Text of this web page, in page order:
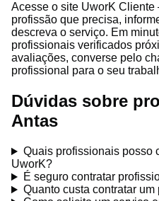
Acesse o site UworK
profissão que precisa,
descreva o serviço. Em
profissionais verificados
avaliações, converse pelo
profissional para o seu
Dúvidas sobre
Antas
Quais profissionais posso
UworK?
É seguro contratar
Quanto custa contratar